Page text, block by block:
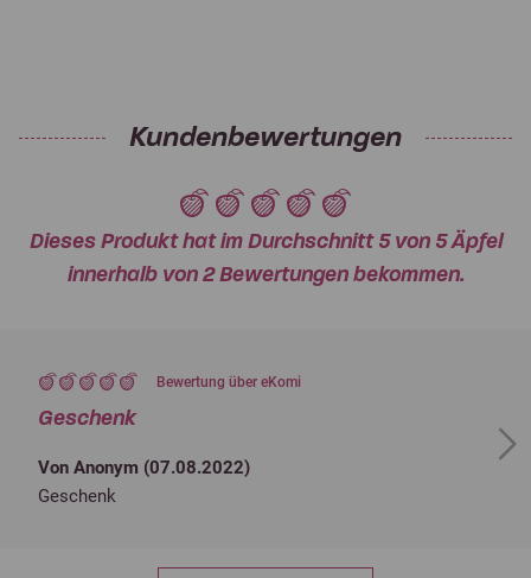
Kundenbewertungen
Dieses Produkt hat im Durchschnitt 5 von 5 Äpfel
innerhalb von 2 Bewertungen bekommen.
Bewertung über eKomi
Geschenk
Von Anonym (07.08.2022)
Geschenk
Next